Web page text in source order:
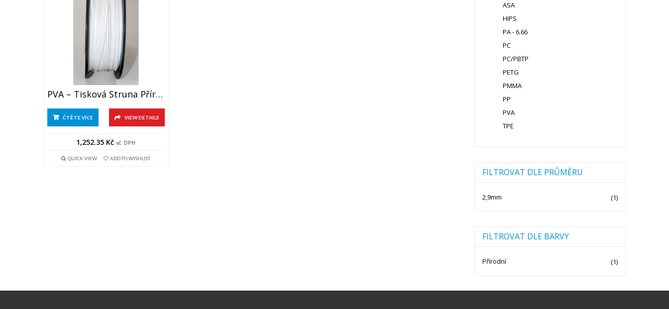
PVA – Tisková Struna Přírodní 2,90mm (0,5kg/cívka)
ČTĚTE VÍCE VIEW DETAILS
1,252.35 Kč vč. DPH
QUICK VIEW ADD TO WISHLIST
ASA
HIPS
PA - 6.66
PC
PC/PBTP
PETG
PMMA
PP
PVA
TPE
FILTROVAT DLE PRŮMĚRU
2,9mm (1)
FILTROVAT DLE BARVY
Přírodní (1)